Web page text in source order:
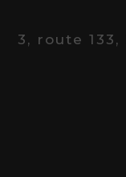
3, route 133,